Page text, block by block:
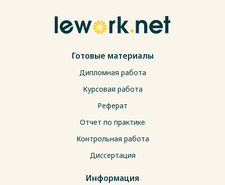
Готовые материалы
Дипломная работа
Курсовая работа
Реферат
Отчет по практике
Контрольная работа
Диссертация
Информация